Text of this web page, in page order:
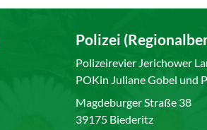
Polizei
Polizeirevier Jerichower
POKin Juliane Gobel und
Magdeburger Straße 38
39175 Biederitz